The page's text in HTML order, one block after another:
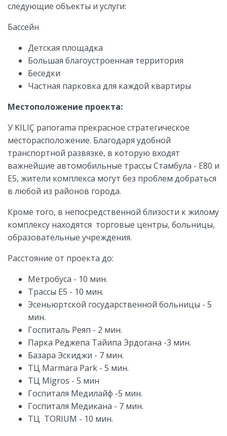
следующие объекты и услуги:
Бассейн
Детская площадка
Большая благоустроенная территория
Беседки
Частная парковка для каждой квартиры
Местоположение проекта:
У KILIÇ panorama прекрасное стратегическое
месторасположение. Благодаря удобной
транспортной развязке, в которую входят
важнейшие автомобильные трассы Стамбула - Е80 и
Е5, жители комплекса могут без проблем добраться
в любой из районов города.
Кроме того, в непосредственной близости к жилому
комплексу находятся торговые центры, больницы,
образовательные учреждения.
Расстояние от проекта до:
Метробуса - 10 мин.
Трассы Е5 - 10 мин.
Эсеньюртской государственной больницы - 5
мин.
Госпиталь Реяп - 2 мин.
Парка Реджепа Тайипа Эрдогана -3 мин.
Базара Эскиджи - 7 мин.
ТЦ Marmara Park - 5 мин.
ТЦ Migros - 5 мин
Госпиталя Медилайф -5 мин.
Госпиталя Медикана - 7 мин.
ТЦ TORIUM - 10 мин.